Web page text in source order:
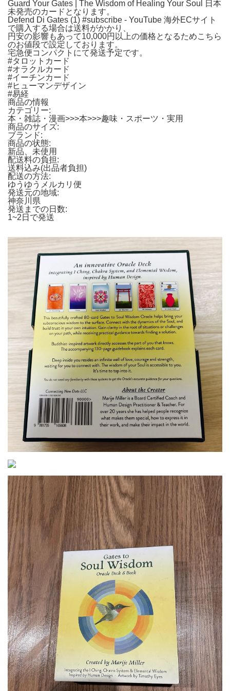
Guard Your Gates | The Wisdom of Healing Your Soul 日本
未発売のカードとなります。
Defend Di Gates (1) #subscribe - YouTube 海外ECサイト
で購入する場合は送料がかかり、
円安の影響もあって10,000円以上の価格となるためこちら
のお値段で設定しております。
宅急便コンパクトにて発送予定です。
#タロットカード
#オラクルカード
#イーチンカード
#ヒューマンデザイン
#易経
商品の情報
カテゴリー:
本・雑誌・漫画>>>本>>>趣味・スポーツ・実用
商品のサイズ:
ブランド:
商品の状態:
新品、未使用
配送料の負担:
送料込み(出品者負担)
配送の方法:
ゆうゆうメルカリ便
発送元の地域:
神奈川県
発送までの日数:
1~2日で発送